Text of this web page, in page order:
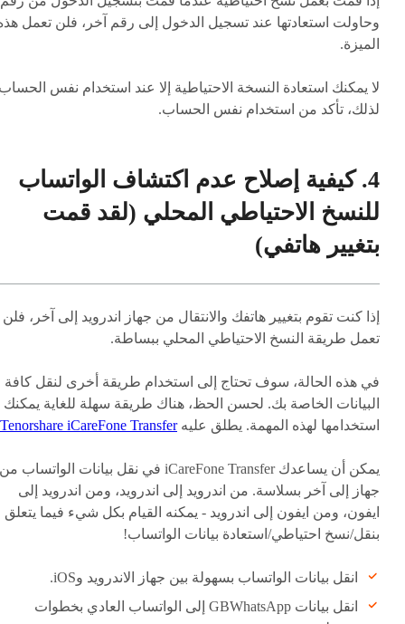
وحاولت استعادتها عند تسجيل الدخول إلى رقم آخر، فلن تعمل
الميزة.
لا يمكنك استعادة النسخة الاحتياطية إلا عند استخدام نفس
لذلك، تأكد من استخدام نفس الحساب.
4. كيفية إصلاح عدم اكتشاف الواتساب
للنسخ الاحتياطي المحلي (لقد قمت
بتغيير هاتفي)
إذا كنت تقوم بتغيير هاتفك والانتقال من جهاز اندرويد إلى آخر، فلن
تعمل طريقة النسخ الاحتياطي المحلي ببساطة.
في هذه الحالة، سوف تحتاج إلى استخدام طريقة أخرى لنقل كافة
البيانات الخاصة بك. لحسن الحظ، هناك طريقة سهلة للغاية يمكنك
استخدامها لهذه المهمة. يطلق عليهTenorshare iCareFone Transfer
يمكن أن يساعدك iCareFone Transfer في نقل بيانات الواتساب من
جهاز إلى آخر بسلاسة. من اندرويد إلى اندرويد، ومن اندرويد إلى
ايفون، ومن ايفون إلى اندرويد - يمكنه القيام بكل شيء فيما يتعلق
بنقل/نسخ احتياطي/استعادة بيانات الواتساب!
انقل بيانات الواتساب بسهولة بين جهاز الاندرويد وiOS.
انقل بيانات GBWhatsApp إلى الواتساب العادي بخطوات